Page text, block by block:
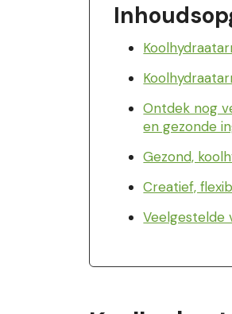
Ontdek nog
en gezonde
Gezond,
Creatief,
Veelgestelde